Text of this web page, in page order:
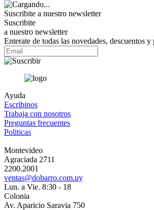
Suscribite a nuestro newsletter
Suscribite
a nuestro newsletter
Enterate de todas las novedades, descuentos
Ayuda
Escribinos
Trabaja con nosotros
Preguntas frecuentes
Politicas
Montevideo
Agraciada 2711
2200.2001
ventas@dobarro.com.uy
Lun. a Vie. 8:30 - 18
Colonia
Av. Aparicio Saravia 750